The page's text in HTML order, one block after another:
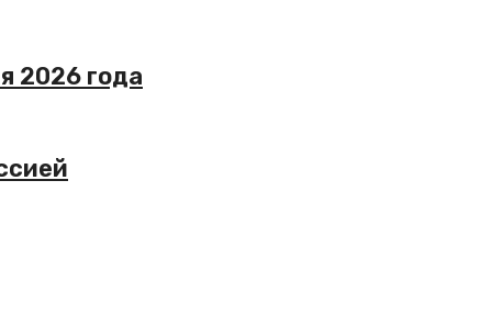
2026 года